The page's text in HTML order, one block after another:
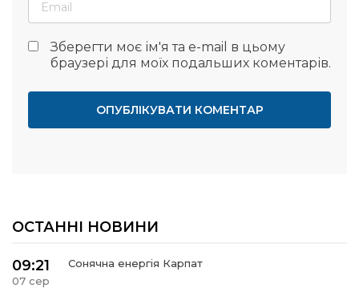
Зберегти моє ім'я та e-mail в цьому
браузері для моїх подальших коментарів.
ОСТАННІ НОВИНИ
09:21
07 сер
Сонячна енергія Карпат